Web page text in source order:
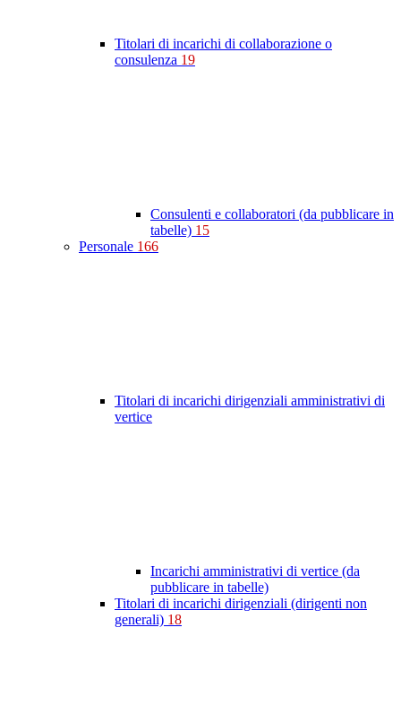
Titolari di incarichi di collaborazione o
consulenza 19
Consulenti e collaboratori (da pubblicare in
tabelle) 15
Personale 166
Titolari di incarichi dirigenziali amministrativi di
vertice
Incarichi amministrativi di vertice (da
pubblicare in tabelle)
Titolari di incarichi dirigenziali (dirigenti non
generali) 18